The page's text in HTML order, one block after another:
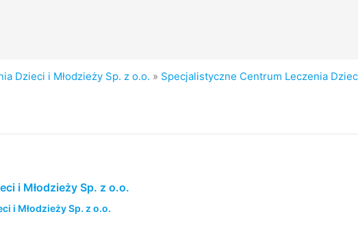
Dzieci i Młodzieży Sp. z o.o. » Specjalistyczne Centrum Leczenia
i Młodzieży Sp. z o.o.
i Młodzieży Sp. z o.o.